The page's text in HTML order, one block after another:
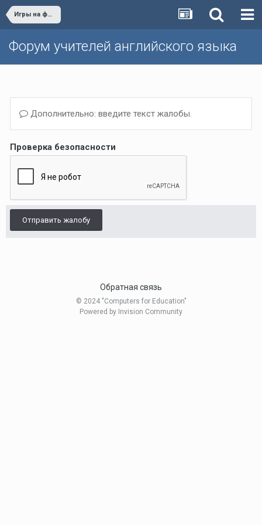
Игры на форуме
Форум учителей английского языка
Дополнительно: введите текст жалобы.
Проверка безопасности
Отправить жалобу
Обратная связь
© 2024 "Computers for Education"
Powered by Invision Community